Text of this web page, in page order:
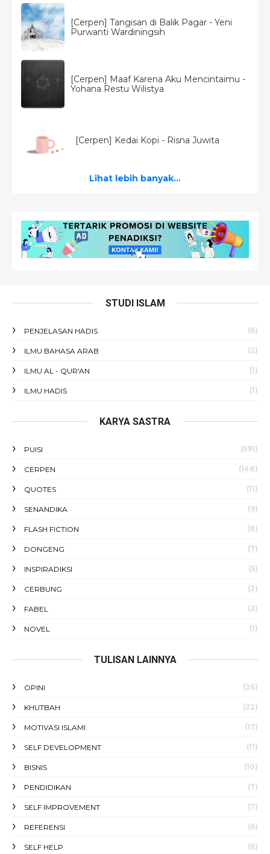
[Cerpen] Tangisan di Balik Pagar - Yeni
Purwanti Wardiningsih
[Cerpen] Maaf Karena Aku Mencintaimu -
Yohana Restu Wilistya
[Cerpen] Kedai Kopi - Risna Juwita
Lihat lebih banyak...
STUDI ISLAM
PENJELASAN HADIS (6)
ILMU BAHASA ARAB (2)
ILMU AL - QUR'AN (1)
ILMU HADIS (1)
KARYA SASTRA
PUISI (591)
CERPEN (148)
QUOTES (11)
SENANDIKA (9)
FLASH FICTION (8)
DONGENG (7)
INSPIRADIKSI (5)
CERBUNG (2)
FABEL (2)
NOVEL (1)
TULISAN LAINNYA
OPINI (26)
KHUTBAH (22)
MOTIVASI ISLAMI (17)
SELF DEVELOPMENT (11)
BISNIS (10)
PENDIDIKAN (7)
SELF IMPROVEMENT (7)
REFERENSI (6)
SELF HELP (6)